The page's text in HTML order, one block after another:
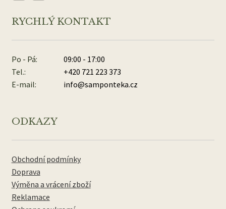
RYCHLÝ KONTAKT
Po - Pá:
09:00 - 17:00
Tel.:
+420 721 223 373
E-mail:
info@samponteka.cz
ODKAZY
Obchodní podmínky
Doprava
Výměna a vrácení zboží
Reklamace